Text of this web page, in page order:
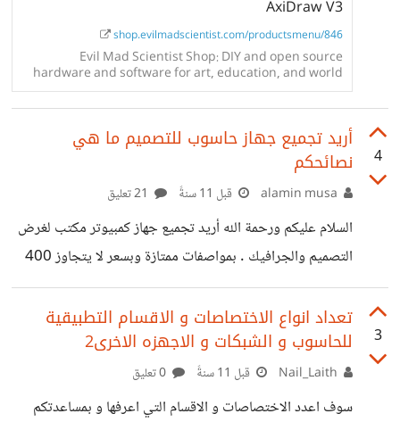
AxiDraw V3
shop.evilmadscientist.com/productsmenu/846
Evil Mad Scientist Shop: DIY and open source
hardware and software for art, education, and world
domination.
4
أريد تجميع جهاز حاسوب للتصميم ما هي
نصائحكم
قبل 11 سنةً
السلام عليكم ورحمة الله أريد تجميع جهاز كمبيوتر مكتب لغرض
التصميم والجرافيك . بمواصفات ممتازة وبسعر لا يتجاوز 400
دولار ما هي نصائحكم ومقترحاتكم . وما هي القطع الأفضل
وذات السعر المناسب . التجميع لا يشمل الشاشة وباقي الملحقات
. تجميع CPU فقط .
3
تعداد انواع الاختصاصات و الاقسام التطبيقية
للحاسوب و الشبكات و الاجهزه الاخرى2
قبل 11 سنةً
سوف اعدد الاختصاصات و الاقسام التي اعرفها و بمساعدتكم